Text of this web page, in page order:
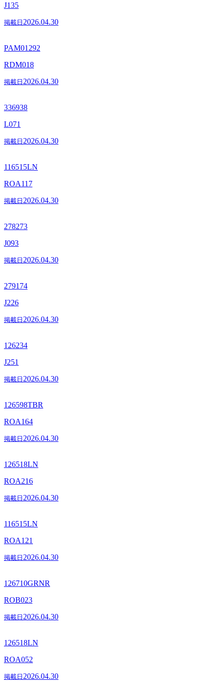
J135
掲載日 2026.04.30
PAM01292
RDM018
掲載日 2026.04.30
336938
L071
掲載日 2026.04.30
116515LN
ROA117
掲載日 2026.04.30
278273
J093
掲載日 2026.04.30
279174
J226
掲載日 2026.04.30
126234
J251
掲載日 2026.04.30
126598TBR
ROA164
掲載日 2026.04.30
126518LN
ROA216
掲載日 2026.04.30
116515LN
ROA121
掲載日 2026.04.30
126710GRNR
ROB023
掲載日 2026.04.30
126518LN
ROA052
掲載日 2026.04.30